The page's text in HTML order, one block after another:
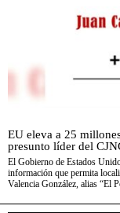
EU eleva a 25
presunto líder del
El Gobierno de Estados
información que permita
Valencia González, alias “El